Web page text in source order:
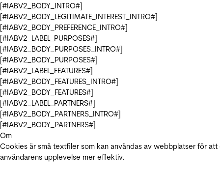
[#IABV2_BODY_INTRO#]
[#IABV2_BODY_LEGITIMATE_INTEREST_INTRO#]
[#IABV2_BODY_PREFERENCE_INTRO#]
[#IABV2_LABEL_PURPOSES#]
[#IABV2_BODY_PURPOSES_INTRO#]
[#IABV2_BODY_PURPOSES#]
[#IABV2_LABEL_FEATURES#]
[#IABV2_BODY_FEATURES_INTRO#]
[#IABV2_BODY_FEATURES#]
[#IABV2_LABEL_PARTNERS#]
[#IABV2_BODY_PARTNERS_INTRO#]
[#IABV2_BODY_PARTNERS#]
Om
Cookies är små textfiler som kan användas av webbplatser för att
användarens upplevelse mer effektiv.